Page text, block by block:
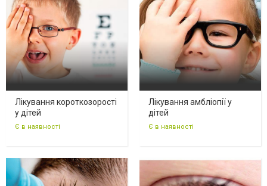
Лікування короткозорості
у дітей
Є в наявності
Лікування амбліопії у
дітей
Є в наявності